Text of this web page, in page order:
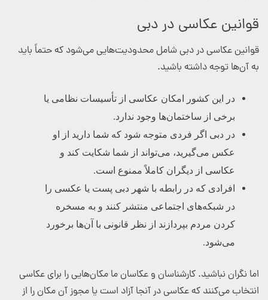
قوانین عکاسی در دبی
قوانین عکاسی در دبی شامل محدودیت‌هایی می‌شود که حتماً باید
به آن‌ها توجه داشته باشید.
در این کشور امکان عکاسی از تأسیسات نظامی یا
برخی از ساختمان‌ها وجود ندارد.
در دبی اگر فردی متوجه شود که شما دارید از او
عکس می‌گیرید، می‌تواند از شما شکایت کند و
عکاسی از دیگران کاملاً ممنوع است.
افرادی که در رابطه با شهر دبی پست یا عکسی را
در شبکه‌های اجتماعی منتشر کنند و به مسخره
کردن مردم بپردازند از نظر قانونی با آن‌ها برخورد
می‌شود.
اما نگران نباشید. کارشناسان و عکاسان ما مکان‌هایی را برای عکاسی
انتخاب می‌کنند که عکاسی در آنجا آزاد است یا مجوز آن مکان را از